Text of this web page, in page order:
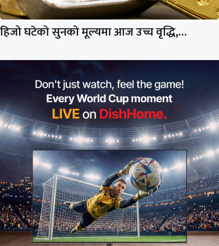
हिजो घटेको सुनको मूल्यमा आज उच्च वृद्धि,…